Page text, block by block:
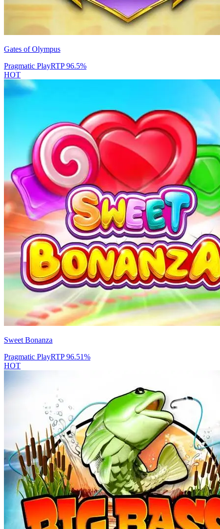
Gates of Olympus
Pragmatic PlayRTP96.5%
HOT
Sweet Bonanza
Pragmatic PlayRTP96.51%
HOT